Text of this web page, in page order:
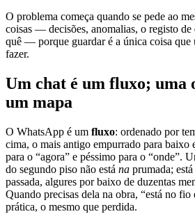
O problema começa quando se pede ao
coisas — decisões, anomalias, o registo
quê — porque guardar é a única coisa que
fazer.
Um chat é um fluxo; uma
um mapa
O WhatsApp é um fluxo: ordenado por
cima, o mais antigo empurrado para baixo
para o “agora” e péssimo para o “onde”.
do segundo piso não está na prumada;
passada, algures por baixo de duzentas
Quando precisas dela na obra, “está no fio
prática, o mesmo que perdida.